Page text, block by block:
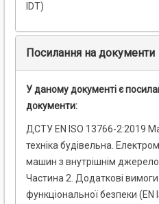
IDT)
Посилання на документи
У даному документі є
документи:
ДСТУ EN ISO 13766-2:2019
техніка будівельна.
машин з внутрішнім
Частина 2. Додаткові
функціональної безпеки (EN